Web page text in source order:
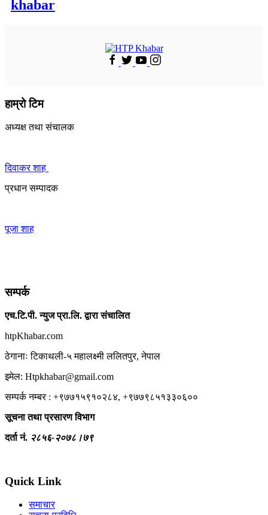
khabar
हाम्रो टिम
अध्यक्ष तथा संचालक
दिवाकर शाह
प्रधान सम्पादक
पूजा शाह
सम्पर्क
एच.टि.पी. न्युज प्रा.लि. द्वारा संचालित
htpKhabar.com
ठेगानाः टिकाथली-५ महालक्ष्मी ललितपुर, नेपाल
इमेल: Htpkhabar@gmail.com
सम्पर्क नम्बर : +९७७१५९१०२८४, +९७७९८५१३३०६००
सूचना तथा प्रसारण विभाग
दर्ता नं. २८५६-२०७८।७९
Quick Link
समाचार